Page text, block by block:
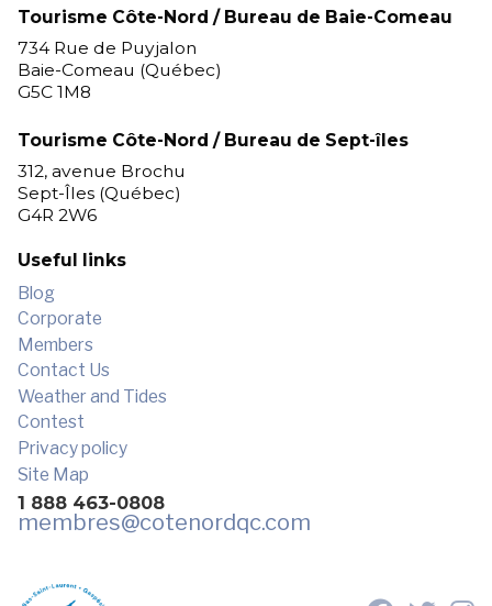
Tourisme Côte-Nord / Bureau de Baie-Comeau
734 Rue de Puyjalon
Baie-Comeau (Québec)
G5C 1M8
Tourisme Côte-Nord / Bureau de Sept-îles
312, avenue Brochu
Sept-Îles (Québec)
G4R 2W6
Useful links
Blog
Corporate
Members
Contact Us
Weather and Tides
Contest
Privacy policy
Site Map
1 888 463-0808
membres@cotenordqc.com